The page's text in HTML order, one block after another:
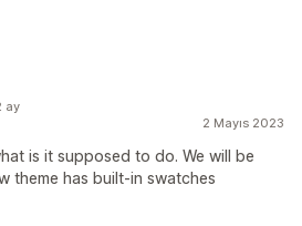
2 Mayıs 2023
is it supposed to do. We will be
theme has built-in swatches
ay